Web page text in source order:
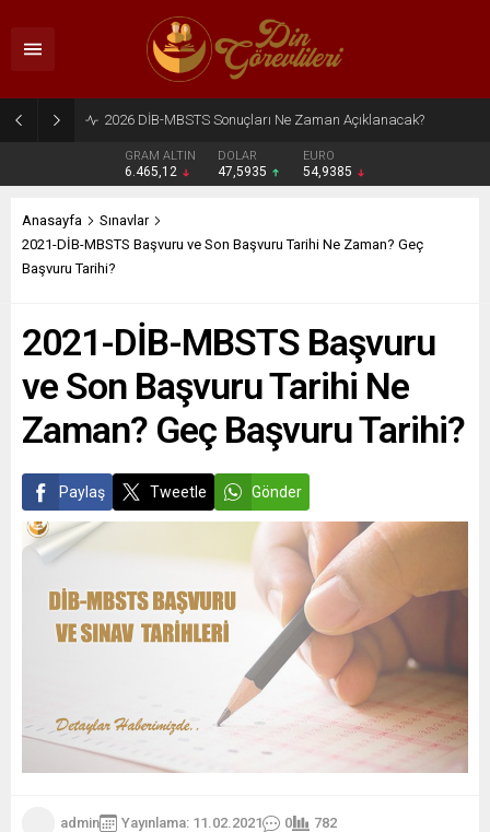
2026 DİB-MBSTS Ne Zaman?
GRAM ALTIN
6.465,12
DOLAR
47,5935
EURO
54,9385
Anasayfa
Sınavlar
2021-DİB-MBSTS Başvuru ve Son Başvuru Tarihi Ne Zaman? Geç
Başvuru Tarihi?
2021-DİB-MBSTS Başvuru
ve Son Başvuru Tarihi Ne
Zaman? Geç Başvuru Tarihi?
Paylaş Tweetle Gönder
admin Yayınlama: 11.02.2021 0 782